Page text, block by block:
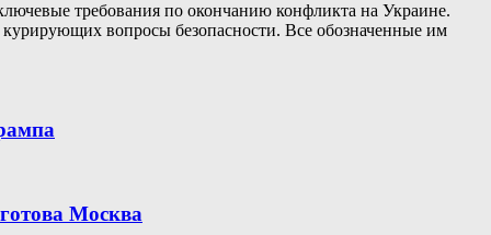
требования по окончанию конфликта на Украине.
курирующих вопросы безопасности. Все обозначенные им
Москва